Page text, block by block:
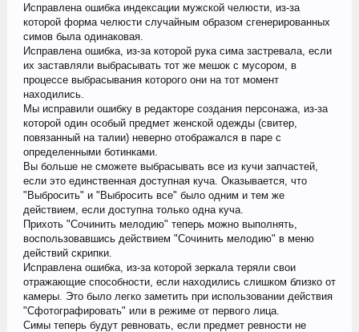
Исправлена ошибка индексации мужской челюсти, из-за
которой форма челюсти случайным образом сгенерированных
симов была одинаковая.
Исправлена ошибка, из-за которой рука сима застревала, если
их заставляли выбрасывать тот же мешок с мусором, в
процессе выбрасывания которого они на тот момент
находились.
Мы исправили ошибку в редакторе создания персонажа, из-за
которой один особый предмет женской одежды (свитер,
повязанный на талии) неверно отображался в паре с
определенными ботинками.
Вы больше не сможете выбрасывать все из кучи запчастей,
если это единственная доступная куча. Оказывается, что
"Выбросить" и "Выбросить все" было одним и тем же
действием, если доступна только одна куча.
Прихоть "Сочинить мелодию" теперь можно выполнять,
воспользовавшись действием "Сочинить мелодию" в меню
действий скрипки.
Исправлена ошибка, из-за которой зеркала теряли свои
отражающие способности, если находились слишком близко от
камеры. Это было легко заметить при использовании действия
"Сфотографировать" или в режиме от первого лица.
Симы теперь будут ревновать, если предмет ревности не